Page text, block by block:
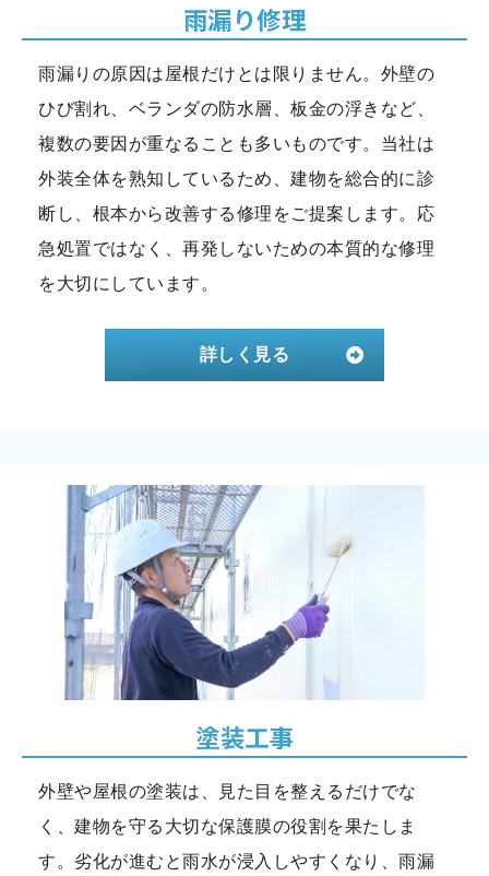
雨漏り修理
雨漏りの原因は屋根だけとは限りません。外壁の
ひび割れ、ベランダの防水層、板金の浮きなど、
複数の要因が重なることも多いものです。当社は
外装全体を熟知しているため、建物を総合的に診
断し、根本から改善する修理をご提案します。応
急処置ではなく、再発しないための本質的な修理
を大切にしています。
詳しく見る
塗装工事
外壁や屋根の塗装は、見た目を整えるだけでな
く、建物を守る大切な保護膜の役割を果たしま
す。劣化が進むと雨水が浸入しやすくなり、雨漏